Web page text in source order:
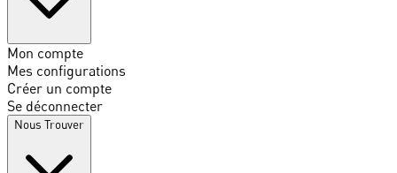
Mon compte
Mes configurations
Créer un compte
Se déconnecter
Nous Trouver